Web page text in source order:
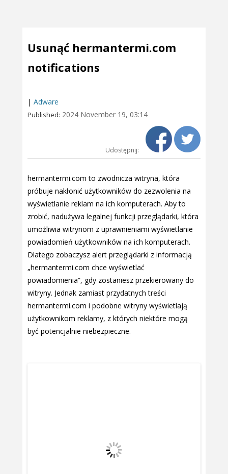
Usunąć hermantermi.com
notifications
| Adware
Published: 2024 November 19, 03:14
Udostępnij:
hermantermi.com to zwodnicza witryna, która
próbuje nakłonić użytkowników do zezwolenia na
wyświetlanie reklam na ich komputerach. Aby to
zrobić, nadużywa legalnej funkcji przeglądarki, która
umożliwia witrynom z uprawnieniami wyświetlanie
powiadomień użytkowników na ich komputerach.
Dlatego zobaczysz alert przeglądarki z informacją
„hermantermi.com chce wyświetlać
powiadomienia”, gdy zostaniesz przekierowany do
witryny. Jednak zamiast przydatnych treści
hermantermi.com i podobne witryny wyświetlają
użytkownikom reklamy, z których niektóre mogą
być potencjalnie niebezpieczne.